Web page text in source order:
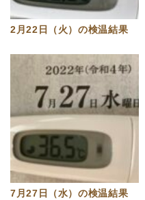
2月22日（火）の検温結果
7月27日（水）の検温結果